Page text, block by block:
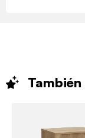
También